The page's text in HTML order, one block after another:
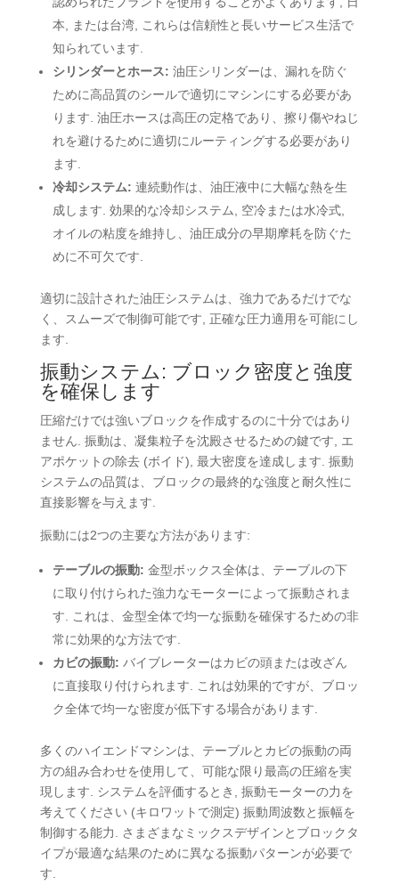
本, または台湾, これらは信頼性と長いサービス生活で
知られています.
シリンダーとホース: 油圧シリンダーは、漏れを防ぐ
ために高品質のシールで適切にマシンにする必要があ
ります. 油圧ホースは高圧の定格であり、擦り傷やねじ
れを避けるために適切にルーティングする必要があり
ます.
冷却システム: 連続動作は、油圧液中に大幅な熱を生
成します. 効果的な冷却システム, 空冷または水冷式,
オイルの粘度を維持し、油圧成分の早期摩耗を防ぐた
めに不可欠です.
適切に設計された油圧システムは、強力であるだけでな
く、スムーズで制御可能です, 正確な圧力適用を可能にし
ます.
振動システム: ブロック密度と強度
を確保します
圧縮だけでは強いブロックを作成するのに十分ではあり
ません. 振動は、凝集粒子を沈殿させるための鍵です, エ
アポケットの除去 (ボイド), 最大密度を達成します. 振動
システムの品質は、ブロックの最終的な強度と耐久性に
直接影響を与えます.
振動には2つの主要な方法があります:
テーブルの振動: 金型ボックス全体は、テーブルの下
に取り付けられた強力なモーターによって振動されま
す. これは、金型全体で均一な振動を確保するための非
常に効果的な方法です.
カビの振動: バイブレーターはカビの頭または改ざん
に直接取り付けられます. これは効果的ですが、ブロッ
ク全体で均一な密度が低下する場合があります.
多くのハイエンドマシンは、テーブルとカビの振動の両
方の組み合わせを使用して、可能な限り最高の圧縮を実
現します. システムを評価するとき, 振動モーターの力を
考えてください (キロワットで測定) 振動周波数と振幅を
制御する能力. さまざまなミックスデザインとブロックタ
イプが最適な結果のために異なる振動パターンが必要で
す.